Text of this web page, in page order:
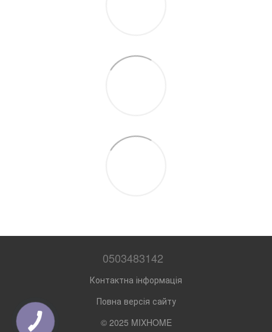
0503483142
Контактна інформація
Повна версія сайту
© 2025 MIXHOME